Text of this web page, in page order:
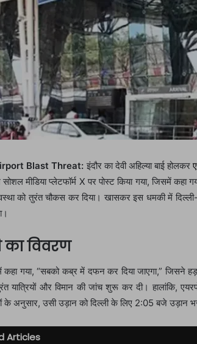
Blast Threat: इंदौर का देवी अहिल्या बाई होलकर
मीडिया प्लेटफॉर्म X पर पोस्ट किया गया, जिसमें
को तुरंत चौकस कर दिया। खासकर इस धमकी में
विवरण
गया, “सबको कब्र में दफन कर दिया जाएगा,” जिसने
यात्रियों और विमान की जांच शुरू कर दी। हालांकि,
के अनुसार, उसी उड़ान को दिल्ली के लिए 2:05 बजे उड़ान
Articles